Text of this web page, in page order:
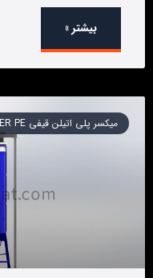
بیشتر »
میکسر پلی اتیلن قیفی MIXER PE